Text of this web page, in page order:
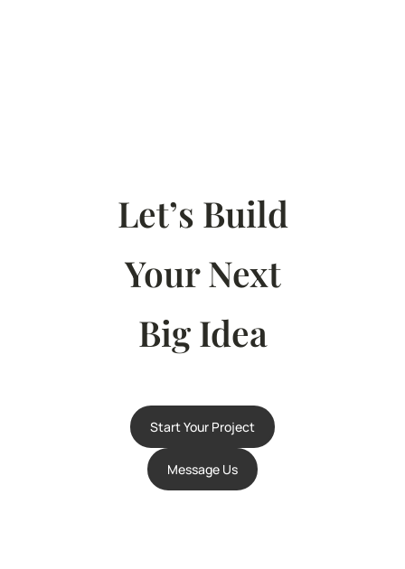
Let’s Build
Your Next
Big Idea
Start Your Project
Message Us